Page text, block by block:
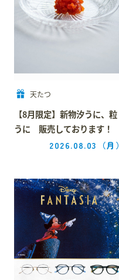
周辺観光
天たつ
【8月限定】新物汐うに、粒
うに 販売しております！
2026.08.03
（月）